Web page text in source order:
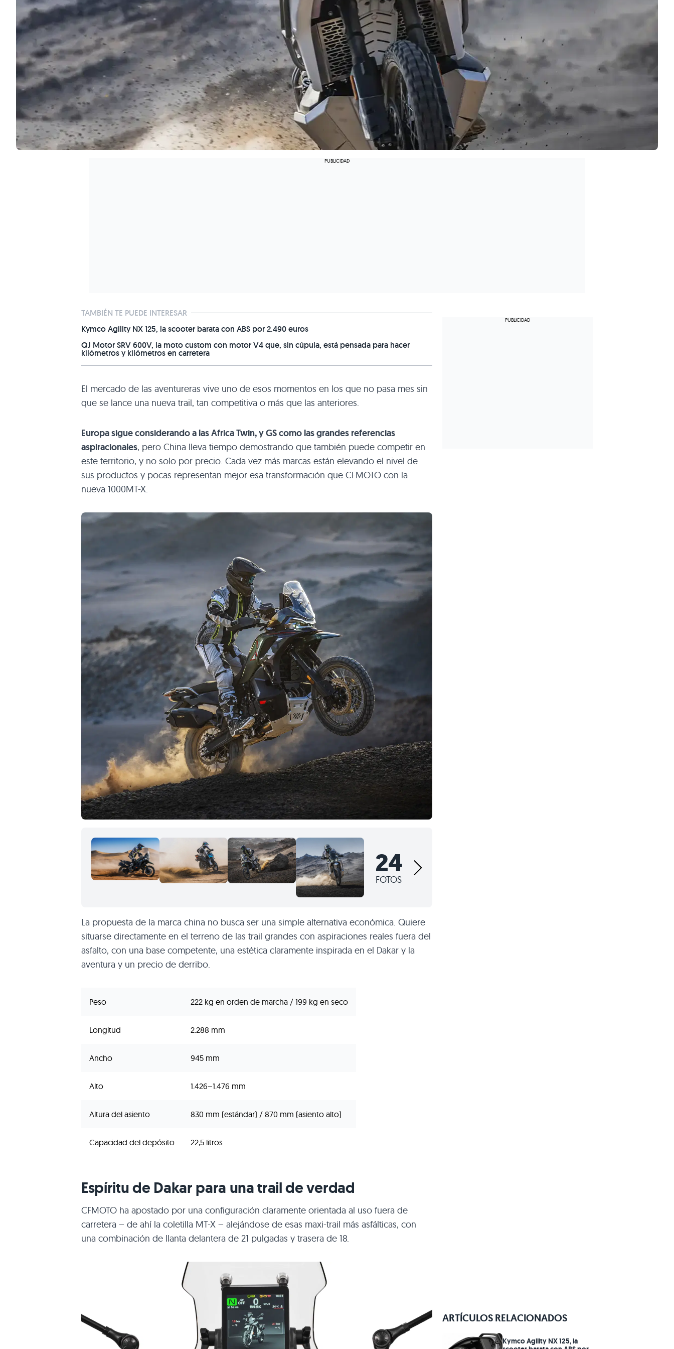
TAMBIÉN TE PUEDE INTERESAR
Kymco Agility NX 125, la scooter barata con ABS por 2.490 euros
QJ Motor SRV 600V, la moto custom con motor V4 que, sin cúpula, está pensada para hacer
kilómetros y kilómetros en carretera
El mercado de las aventureras vive uno de esos momentos en los que no pasa mes sin
que se lance una nueva trail, tan competitiva o más que las anteriores.
Europa sigue considerando a las Africa Twin, y GS como las grandes referencias
aspiracionales, pero China lleva tiempo demostrando que también puede competir en
este territorio, y no solo por precio. Cada vez más marcas están elevando el nivel de
sus productos y pocas representan mejor esa transformación que CFMOTO con la
nueva 1000MT-X.
24
FOTOS
La propuesta de la marca china no busca ser una simple alternativa económica. Quiere
situarse directamente en el terreno de las trail grandes con aspiraciones reales fuera del
asfalto, con una base competente, una estética claramente inspirada en el Dakar y la
aventura y un precio de derribo.
Peso 222 kg en orden de marcha / 199 kg en seco
Longitud 2.288 mm
Ancho 945 mm
Alto 1.426–1.476 mm
Altura del asiento 830 mm (estándar) / 870 mm (asiento alto)
Capacidad del depósito 22,5 litros
Espíritu de Dakar para una trail de verdad
CFMOTO ha apostado por una configuración claramente orientada al uso fuera de
carretera – de ahí la coletilla MT-X – alejándose de esas maxi-trail más asfálticas, con
una combinación de llanta delantera de 21 pulgadas y trasera de 18.
ARTÍCULOS RELACIONADOS
Kymco Agility NX 125, la